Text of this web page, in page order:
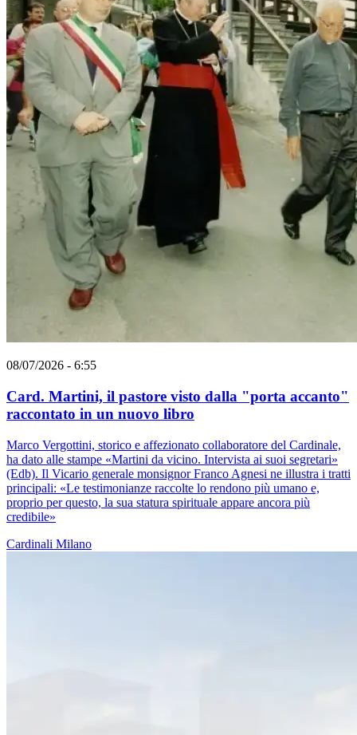
08/07/2026 - 6:55
Card. Martini, il pastore visto dalla "porta accanto"
raccontato in un nuovo libro
Marco Vergottini, storico e affezionato collaboratore del Cardinale,
ha dato alle stampe «Martini da vicino. Intervista ai suoi segretari»
(Edb). Il Vicario generale monsignor Franco Agnesi ne illustra i tratti
principali: «Le testimonianze raccolte lo rendono più umano e,
proprio per questo, la sua statura spirituale appare ancora più
credibile»
Cardinali Milano